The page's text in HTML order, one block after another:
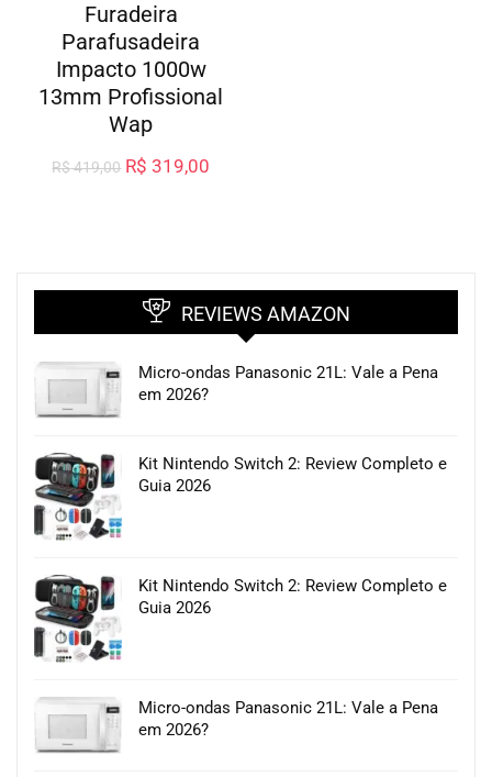
Furadeira
Parafusadeira
Impacto 1000w
13mm Profissional
Wap
R$419,00 R$ 319,00
REVIEWS AMAZON
Micro-ondas Panasonic 21L: Vale a Pena
em 2026?
Kit Nintendo Switch 2: Review Completo e
Guia 2026
Kit Nintendo Switch 2: Review Completo e
Guia 2026
Micro-ondas Panasonic 21L: Vale a Pena
em 2026?